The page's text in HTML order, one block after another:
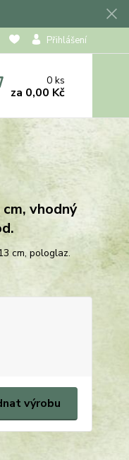
Přihlášení
0ks
za 0,00 Kč
vhodný
cm, pologlaz.
výrobu